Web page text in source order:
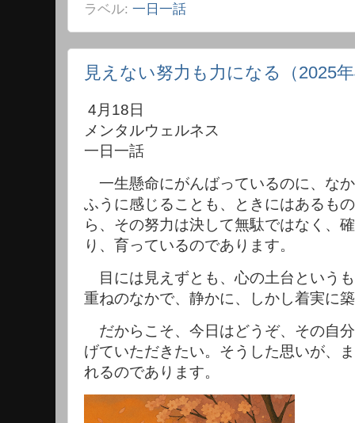
ラベル: 一日一話
見えない努力も力になる（2025
4月18日
メンタルウェルネス
一日一話
一生懸命にがんばっているのに、な
ふうに感じることも、ときにはあるも
ら、その努力は決して無駄ではなく、
り、育っているのであります。
目には見えずとも、心の土台という
重ねのなかで、静かに、しかし着実に
だからこそ、今日はどうぞ、その自
げていただきたい。そうした思いが、
れるのであります。